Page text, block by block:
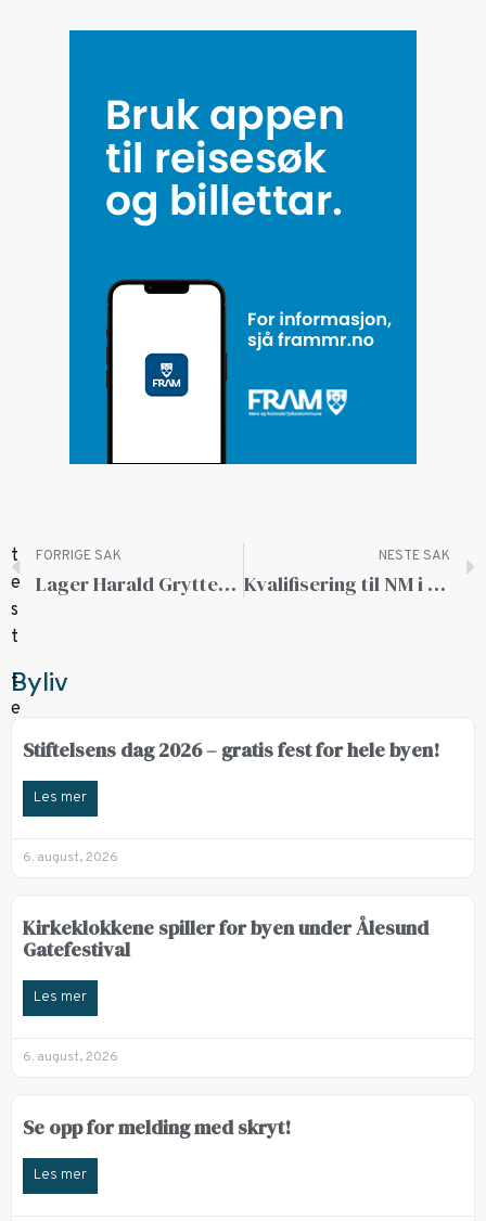
FORRIGE SAK
Lager Harald Gryttens rom
NESTE SAK
Kvalifisering til NM i vannsklie
Byliv
Stiftelsens dag 2026 – gratis fest for hele byen!
Les mer
6. august, 2026
Kirkeklokkene spiller for byen under Ålesund
Gatefestival
Les mer
6. august, 2026
Se opp for melding med skryt!
Les mer